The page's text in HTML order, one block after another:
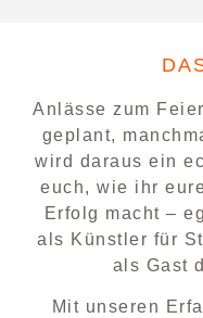
Anlässe zum
geplant,
wird daraus ein
euch, wie ihr
Erfolg macht –
als Künstler für
als Gast
Mit unseren